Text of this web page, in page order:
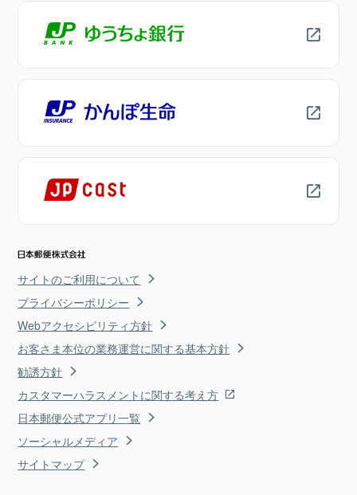
サイトのご利用について
プライバシーポリシー
Webアクセシビリティ方針
お客さま本位の業務運営に関する基本方針
勧誘方針
カスタマーハラスメントに関する考え方
日本郵便公式アプリ一覧
ソーシャルメディア
サイトマップ